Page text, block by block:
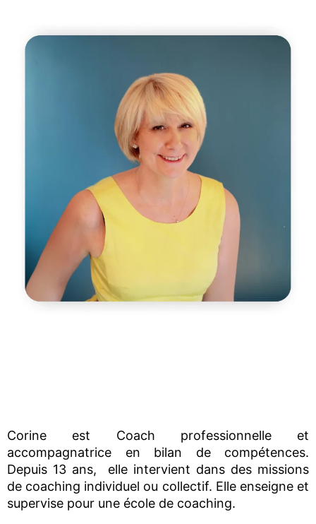
Corine est Coach professionnelle et
accompagnatrice en bilan de compétences.
Depuis 13 ans, elle intervient dans des missions
de coaching individuel ou collectif. Elle enseigne et
supervise pour une école de coaching.